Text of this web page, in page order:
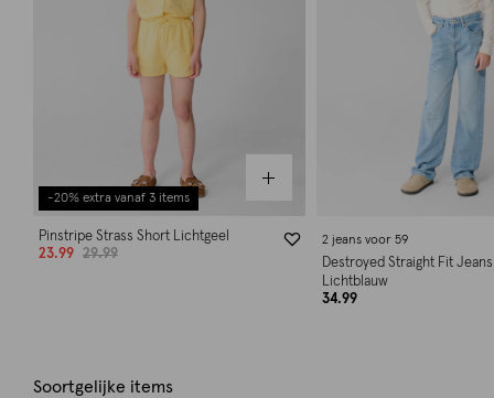
-20% extra vanaf 3 items
Pinstripe Strass Short Lichtgeel
23.99
29.99
2 jeans voor 59
Destroyed Straight Fit Jeans
Lichtblauw
34.99
Soortgelijke items